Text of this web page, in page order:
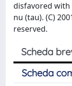
disfavored with
nu (tau). (C)
reserved.
Scheda
Scheda